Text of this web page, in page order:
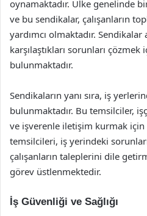
oynamaktadır. Ülke genelinde
ve bu sendikalar, çalışanların
yardımcı olmaktadır.
karşılaştıkları sorunları
bulunmaktadır.
Sendikaların yanı sıra, iş
bulunmaktadır. Bu temsilciler,
ve işverenle iletişim kurmak için
temsilcileri, iş yerindeki
çalışanların taleplerini dile
görev üstlenmektedir.
İş Güvenliği ve Sağlığı